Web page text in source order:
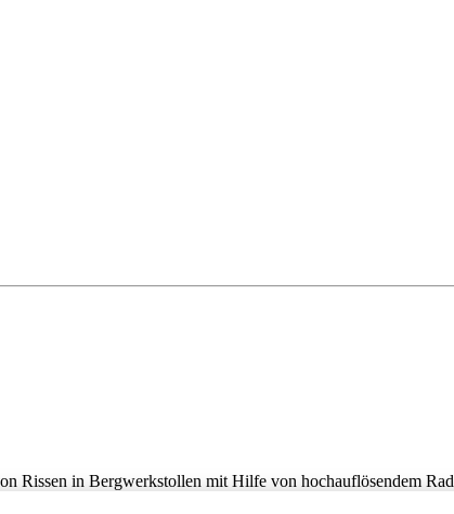
Rissen in Bergwerkstollen mit Hilfe von hochauflösendem